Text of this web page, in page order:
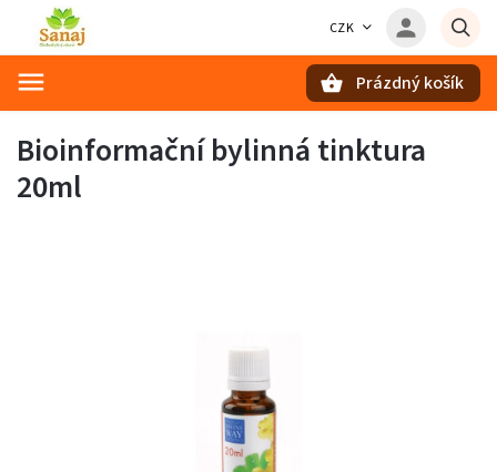
CZK
Prázdný košík
Bioinformační bylinná tinktura
20ml